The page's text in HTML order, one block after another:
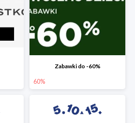
Zabawki do -60%
60%